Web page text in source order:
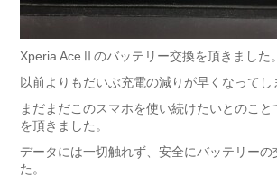
Xperia AceⅡのバッテリー交換を頂きました。
以前よりもだいぶ充電の減りが早くなってし
まだまだこのスマホを使い続けたいとのこ
を頂きました。
データには一切触れず、安全にバッテリーの
た。